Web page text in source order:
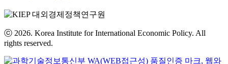
ⓒ 2026. Korea Institute for International Economic Policy. All
rights reserved.